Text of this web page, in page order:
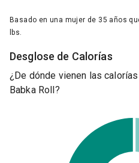
Basado en una mujer de 35 años
lbs.
Desglose de Calorías
¿De dónde vienen las
Babka Roll?